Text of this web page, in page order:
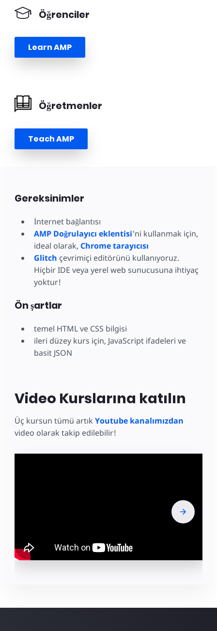
Öğrenciler
Learn AMP
Öğretmenler
Teach AMP
Gereksinimler
İnternet bağlantısı
AMP Doğrulayıcı eklentisi'ni kullanmak için,
ideal olarak, Chrome tarayıcısı
Glitch çevrimiçi editörünü kullanıyoruz.
Hiçbir IDE veya yerel web sunucusuna ihtiyaç
yoktur!
Ön şartlar
temel HTML ve CSS bilgisi
ileri düzey kurs için, JavaScript ifadeleri ve
basit JSON
Video Kurslarına katılın
Üç kursun tümü artık Youtube kanalımızdan
video olarak takip edilebilir!